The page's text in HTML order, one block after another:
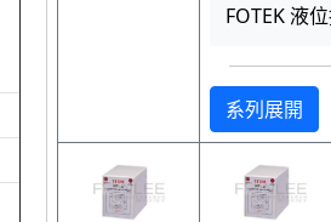
FOTEK 液
系列展開